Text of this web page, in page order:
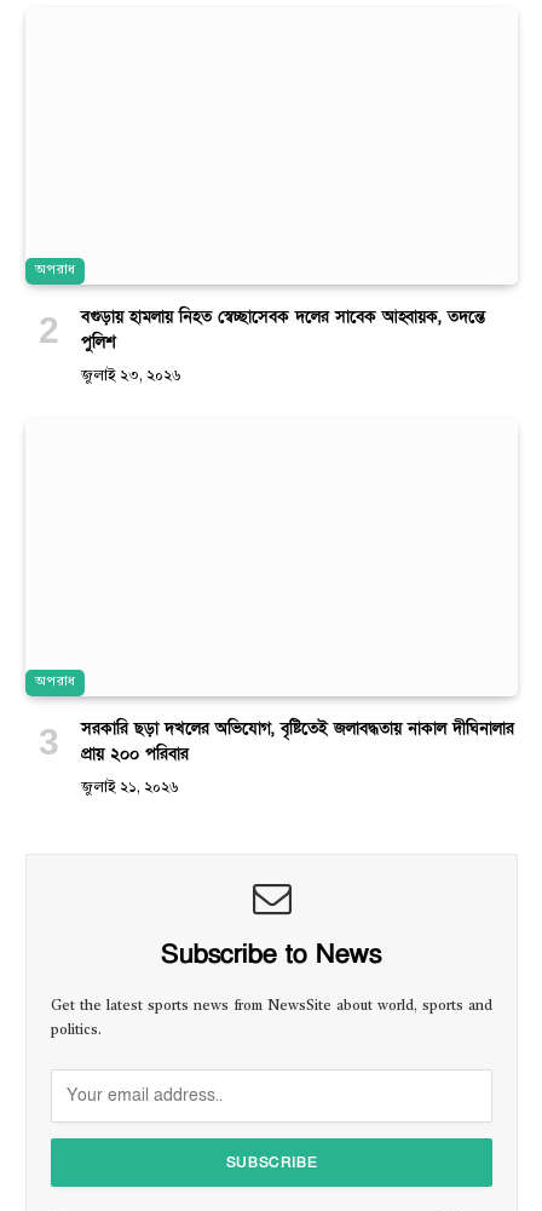
অপরাধ
বগুড়ায় হামলায় নিহত স্বেচ্ছাসেবক দলের সাবেক আহ্বায়ক, তদন্তে
পুলিশ
জুলাই ২৩, ২০২৬
অপরাধ
সরকারি ছড়া দখলের অভিযোগ, বৃষ্টিতেই জলাবদ্ধতায় নাকাল দীঘিনালার
প্রায় ২০০ পরিবার
জুলাই ২১, ২০২৬
Subscribe to News
Get the latest sports news from NewsSite about world, sports and
politics.